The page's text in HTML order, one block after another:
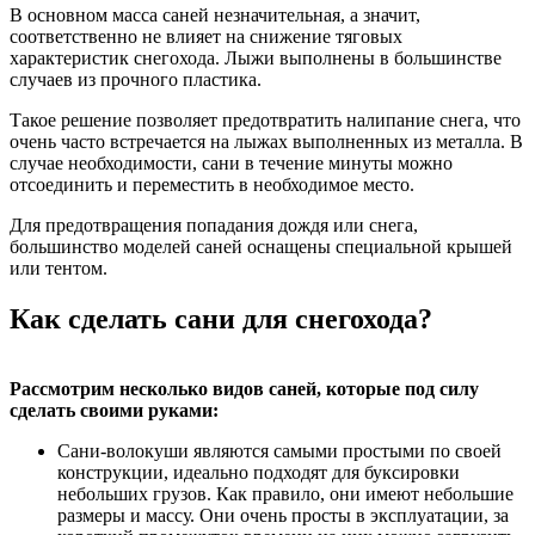
В основном масса саней незначительная, а значит,
соответственно не влияет на снижение тяговых
характеристик снегохода. Лыжи выполнены в большинстве
случаев из прочного пластика.
Такое решение позволяет предотвратить налипание снега, что
очень часто встречается на лыжах выполненных из металла. В
случае необходимости, сани в течение минуты можно
отсоединить и переместить в необходимое место.
Для предотвращения попадания дождя или снега,
большинство моделей саней оснащены специальной крышей
или тентом.
Как сделать сани для снегохода?
Рассмотрим несколько видов саней, которые под силу
сделать своими руками:
Сани-волокуши являются самыми простыми по своей
конструкции, идеально подходят для буксировки
небольших грузов. Как правило, они имеют небольшие
размеры и массу. Они очень просты в эксплуатации, за